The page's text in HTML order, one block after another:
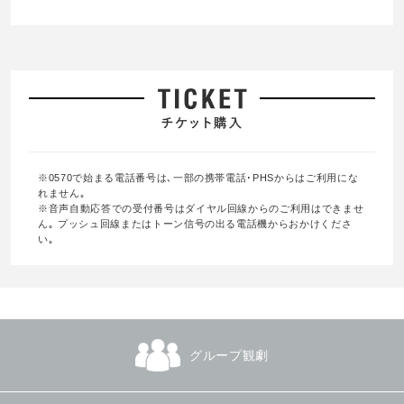
※0570で始まる電話番号は､一部の携帯電話･PHSからはご利用にな
れません｡
※音声自動応答での受付番号はダイヤル回線からのご利用はできませ
ん｡ プッシュ回線またはトーン信号の出る電話機からおかけくださ
い｡
グループ観劇